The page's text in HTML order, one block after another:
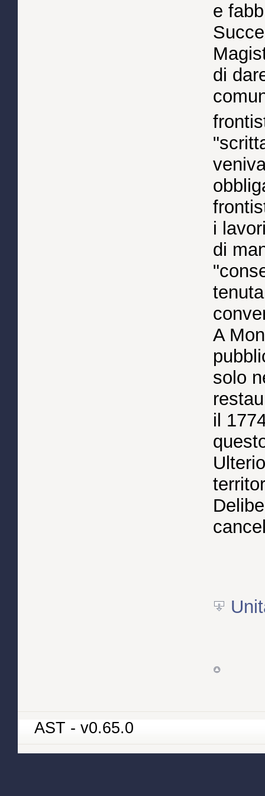
e
di
i
di
A
solo
il
AST - v0.65.0